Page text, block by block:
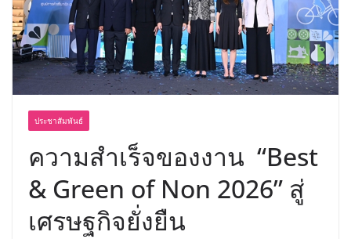
ประชาสัมพันธ์
ความสำเร็จของงาน “Best
& Green of Non 2026” สู่
เศรษฐกิจยั่งยืน